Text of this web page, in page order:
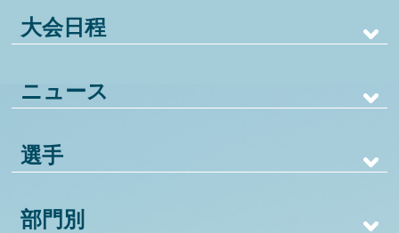
大会日程
ニュース
選手
部門別